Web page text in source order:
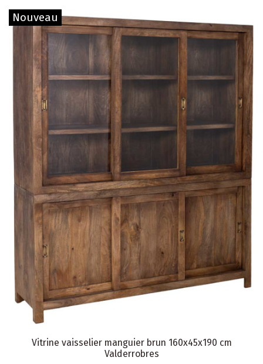
Nouveau
Vitrine vaisselier manguier brun 160x45x190 cm
Valderrobres